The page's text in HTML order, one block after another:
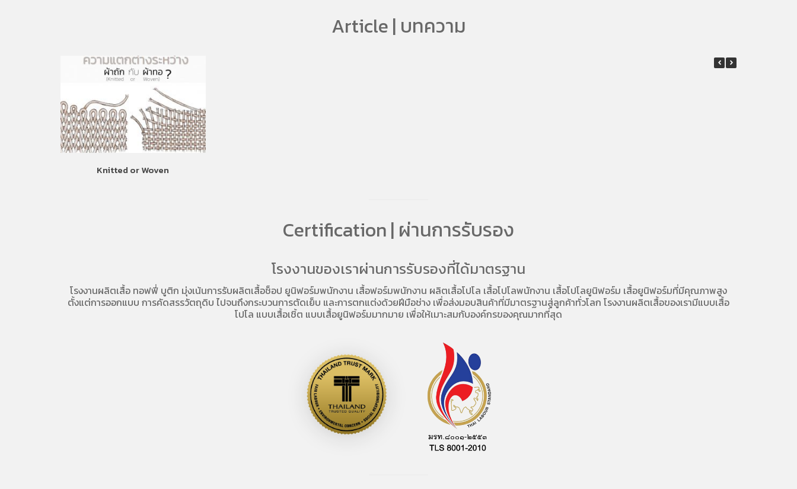
Article | บทความ
Knitted or Woven
Certification | ผ่านการรับรอง
โรงงานของเราผ่านการรับรองที่ได้มาตรฐาน
โรงงานผลิตเสื้อ ทอฟฟี่ บูติก มุ่งเน้นการรับผลิตเสื้อช็อป ยูนิฟอร์มพนักงาน เสื้อฟอร์มพนักงาน ผลิตเสื้อโปโล เสื้อโปโลพนักงาน เสื้อโปโลยูนิฟอร์ม เสื้อยูนิฟอร์มที่มีคุณภาพสูง
ตั้งแต่การออกแบบ การคัดสรรวัตถุดิบ ไปจนถึงกระบวนการตัดเย็บ และการตกแต่งด้วยฝีมือช่าง เพื่อส่งมอบสินค้าที่มีมาตรฐานสู่ลูกค้าทั่วโลก โรงงานผลิตเสื้อของเรามีแบบเสื้อ
โปโล แบบเสื้อเชิ้ต แบบเสื้อยูนิฟอร์มมากมาย เพื่อให้เมาะสมกับองค์กรของคุณมากที่สุด